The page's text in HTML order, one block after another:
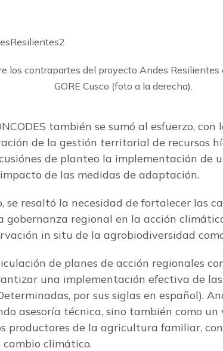
los contrapartes del proyecto Andes Resilientes
GORE Cusco (foto a la derecha).
también se sumó al esfuerzo,
de la gestión territorial de recursos
de planteo la implementación de
de las medidas de adaptación.
se resaltó la necesidad de fortalecer las
gobernanza regional en la acción
in situ de la agrobiodiversidad
de planes de acción regionales
una implementación efectiva de las
por sus siglas en español).
asesoría técnica, sino también como
productores de la agricultura familiar,
climático.